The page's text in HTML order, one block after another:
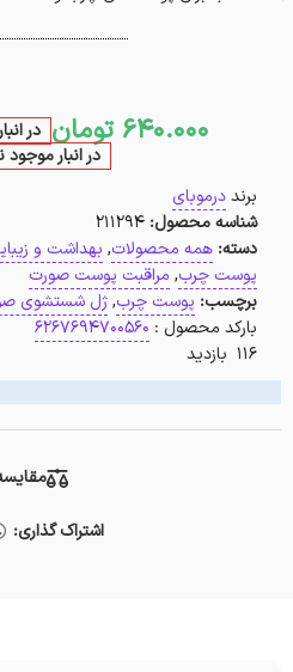
640.000 تومان در
در انبار
برنددرموبای
شناسه محصول: 211294
دسته: همه محصولات, بهداشت و
پوست چرب, مراقبت پوست صورت
برچسب: پوست چرب,ژل شستشوی
بارکد محصول : 6267694700560
116 بازدید
اشتراک گذاری: